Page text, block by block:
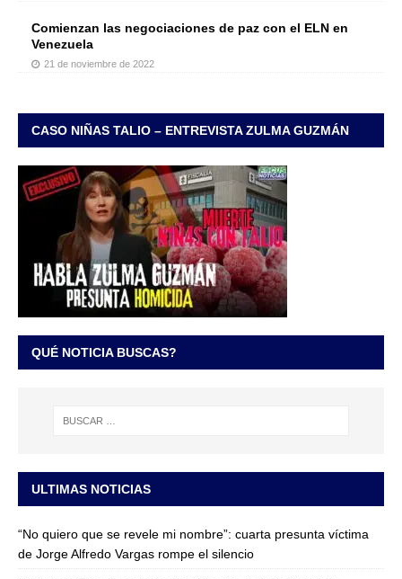
Comienzan las negociaciones de paz con el ELN en
Venezuela
21 de noviembre de 2022
CASO NIÑAS TALIO – ENTREVISTA ZULMA GUZMÁN
QUÉ NOTICIA BUSCAS?
ULTIMAS NOTICIAS
“No quiero que se revele mi nombre”: cuarta presunta víctima
de Jorge Alfredo Vargas rompe el silencio